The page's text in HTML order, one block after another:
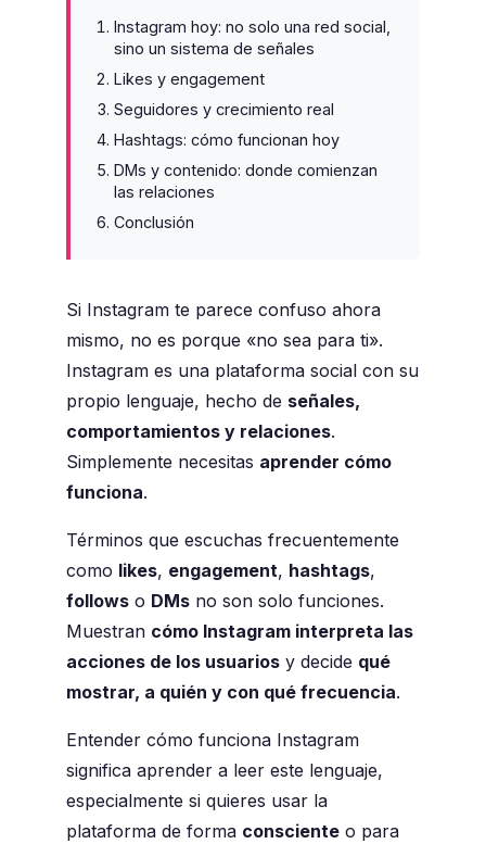
Instagram hoy: no solo una red social,
sino un sistema de señales
Likes y engagement
Seguidores y crecimiento real
Hashtags: cómo funcionan hoy
DMs y contenido: donde comienzan
las relaciones
Conclusión
Si Instagram te parece confuso ahora
mismo, no es porque «no sea para ti».
Instagram es una plataforma social con su
propio lenguaje, hecho de señales,
comportamientos y relaciones.
Simplemente necesitas aprender cómo
funciona.
Términos que escuchas frecuentemente
como likes, engagement, hashtags,
followso DMsno son solo funciones.
Muestran cómo Instagram interpreta las
acciones de los usuariosy decide qué
mostrar, a quién y con qué frecuencia.
Entender cómo funciona Instagram
significa aprender a leer este lenguaje,
especialmente si quieres usar la
plataforma de forma conscienteo para